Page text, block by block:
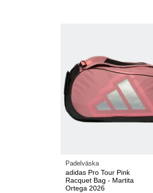
Padelväska
adidas Pro Tour Pink
Racquet Bag - Martita
Ortega 2026